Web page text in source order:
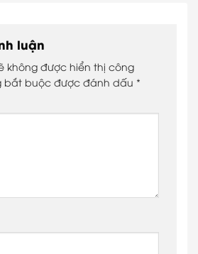
luận
không được hiển thị công
bắt buộc được đánh dấu *